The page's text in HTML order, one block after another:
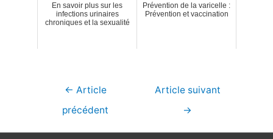
En savoir plus sur les
infections urinaires
chroniques et la sexualité
Prévention de la varicelle :
Prévention et vaccination
Navigation
← Article
précédent
Article suivant
→